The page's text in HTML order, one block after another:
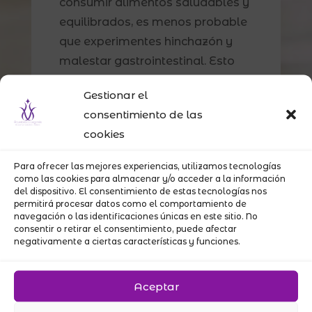
Gestionar el
consentimiento de las
cookies
Para ofrecer las mejores experiencias, utilizamos tecnologías
como las cookies para almacenar y/o acceder a la información
del dispositivo. El consentimiento de estas tecnologías nos
permitirá procesar datos como el comportamiento de
navegación o las identificaciones únicas en este sitio. No
consentir o retirar el consentimiento, puede afectar
negativamente a ciertas características y funciones.
Aceptar
equilibrados, es menos probable
que experimentes hinchazón y
malestar gastrointestinal. Esto
ligero y con más energía, lo que
contribuye a una sensación
general de bienestar.
Mayor energía y vitalidad:Una
dieta equilibrada proporciona la
energía y los nutrientes
necesarios para mantener altos
niveles de vitalidad. Esto te
permitirá enfrentar tus
tratamientos de estética con más
energía y sentirte más activo en